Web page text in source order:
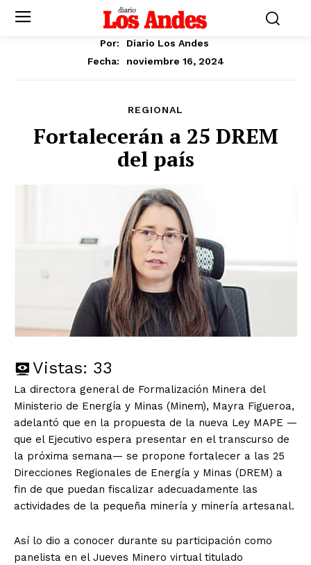
Por:
Diario Los Andes
Fecha:
noviembre 16, 2024
REGIONAL
Fortalecerán a 25 DREM
del país
Vistas: 33
La directora general de Formalización Minera del
Ministerio de Energía y Minas (Minem), Mayra Figueroa,
adelantó que en la propuesta de la nueva Ley MAPE —
que el Ejecutivo espera presentar en el transcurso de
la próxima semana— se propone fortalecer a las 25
Direcciones Regionales de Energía y Minas (DREM) a
fin de que puedan fiscalizar adecuadamente las
actividades de la pequeña minería y minería artesanal.
Así lo dio a conocer durante su participación como
panelista en el Jueves Minero virtual titulado